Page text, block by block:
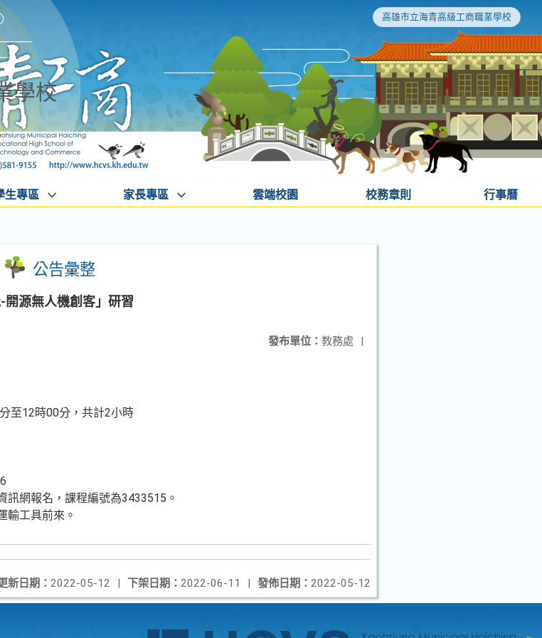
高雄市立海青高級工商職業學校
學校
生專區 家長專區 雲端校園 校務章則 行事曆
公告彙整
源無人機創客」研習
發布單位： 教務處 |
至12時00分，共計2小時
訊網報名，課程編號為3433515。
輸工具前來。
發佈日期： 2022-05-12
下架日期： 2022-06-11 |
新日期： 2022-05-12 |